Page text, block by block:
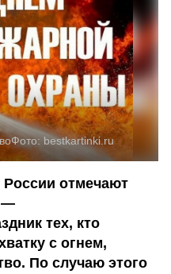
Фото: bestkartinki.ru
отмечают
—
тех, кто
с огнем,
По случаю этого